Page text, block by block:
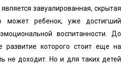
завуалированная, скрытая
может ребенок, уже достигший
воспитанности. До
развитие которого стоит еще на
не доходит. Но и для таких детей